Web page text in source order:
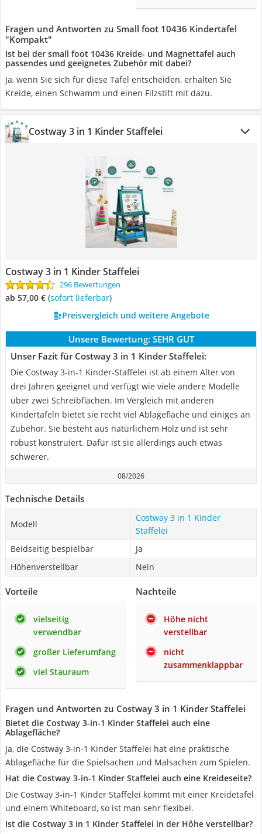
Fragen und Antworten zu Small foot 10436 Kindertafel
"Kompakt"
Ist bei der small foot 10436 Kreide- und Magnettafel auch
passendes und geeignetes Zubehör mit dabei?
Ja, wenn Sie sich für diese Tafel entscheiden, erhalten Sie
Kreide, einen Schwamm und einen Filzstift mit dazu.
Costway 3 in 1 Kinder Staffelei
Costway 3 in 1 Kinder Staffelei
296 Bewertungen
ab 57,00 € ( Sofort lieferbar)
Preisvergleich und weitere Angebote
Unsere Bewertung: SEHR GUT
Unser Fazit für Costway 3 in 1 Kinder Staffelei:
Die Costway 3-in-1 Kinder-Staffelei ist ab einem Alter von
drei Jahren geeignet und verfügt wie viele andere Modelle
über zwei Schreibflächen. Im Vergleich mit anderen
Kindertafeln bietet sie recht viel Ablagefläche und einiges an
Zubehör. Sie besteht aus natürlichem Holz und ist sehr
robust konstruiert. Dafür ist sie allerdings auch etwas
schwerer.
08/2026
Technische Details
Modell
Costway 3 in 1 Kinder
Staffelei
Beidseitig bespielbar
Ja
Höhenverstellbar
Nein
Vorteile
vielseitig
verwendbar
großer Lieferumfang
viel Stauraum
Nachteile
Höhe nicht
verstellbar
nicht
zusammenklappbar
Fragen und Antworten zu Costway 3 in 1 Kinder Staffelei
Bietet die Costway 3-in-1 Kinder Staffelei auch eine
Ablagefläche?
Ja, die Costway 3-in-1 Kinder Staffelei hat eine praktische
Ablagefläche für die Spielsachen und Malsachen zum Spielen.
Hat die Costway 3-in-1 Kinder Staffelei auch eine Kreideseite?
Die Costway 3-in-1 Kinder Staffelei kommt mit einer Kreidetafel
und einem Whiteboard, so ist man sehr flexibel.
Ist die Costway 3 in 1 Kinder Staffelei in der Höhe verstellbar?